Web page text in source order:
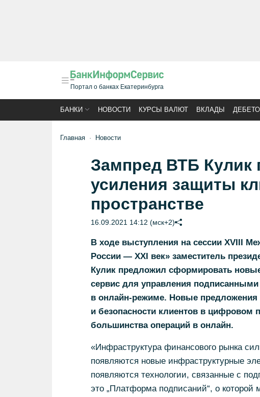
Портал о банках Екатеринбурга
БАНКИ НОВОСТИ КУРСЫ ВАЛЮТ ВКЛАДЫ
Главная Новости
Зампред ВТБ
усиления защиты
пространстве
16.09.2021 14:12 (мск+2)
В ходе выступления на сессии XVIII
России — XXI век» заместитель
Кулик предложил сформировать
сервис для управления
в онлайн-режиме. Новые
и безопасности клиентов в цифровом
большинства операций в онлайн.
«Инфраструктура финансового рынка
появляются новые инфраструктурные
появляются технологии, связанные с
это „Платформа подписаний“, о которой